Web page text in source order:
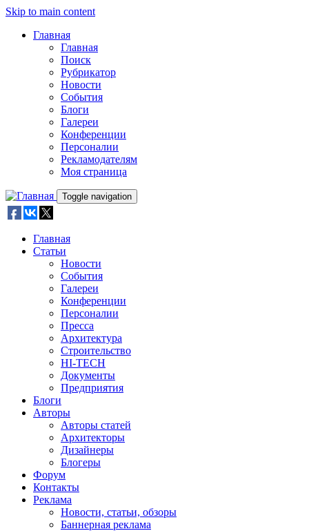
Skip to main content
Главная
Главная
Поиск
Рубрикатор
Новости
События
Блоги
Галереи
Конференции
Персоналии
Рекламодателям
Моя страница
Toggle navigation
Главная
Статьи
Новости
События
Галереи
Конференции
Персоналии
Пресса
Архитектура
Строительство
HI-TECH
Документы
Предприятия
Блоги
Авторы
Авторы статей
Архитекторы
Дизайнеры
Блогеры
Форум
Контакты
Реклама
Новости, статьи, обзоры
Баннерная реклама